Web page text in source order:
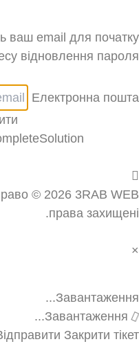
ваш email для початку
відновлення пароля.
Електронна пошта
права захищені.
×
Завантаження...
Завантаження...
Закрити тікет